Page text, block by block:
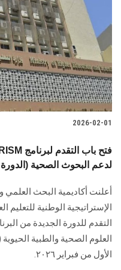
2026-02-01
لدعم البحوث الصحية (الدورة ٢٠٢٦)
أعلنت أكاديمية البحث العلمي
الإستراتيجية الوطنية
التقدم للدورة الجديدة من
الأول من فبراير ٢٠٢٦.